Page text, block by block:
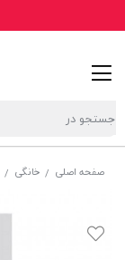
صفحه اصلی / خانگی /